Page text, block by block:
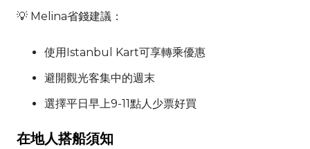
💡 Melina省錢建議：
使用Istanbul Kart可享轉乘優惠
避開觀光客集中的週末
選擇平日早上9-11點人少票好買
在地人搭船須知